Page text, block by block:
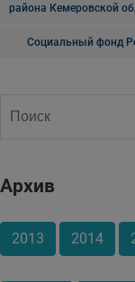
района Кемеровской
Социальный фонд
Архив
2013 2014